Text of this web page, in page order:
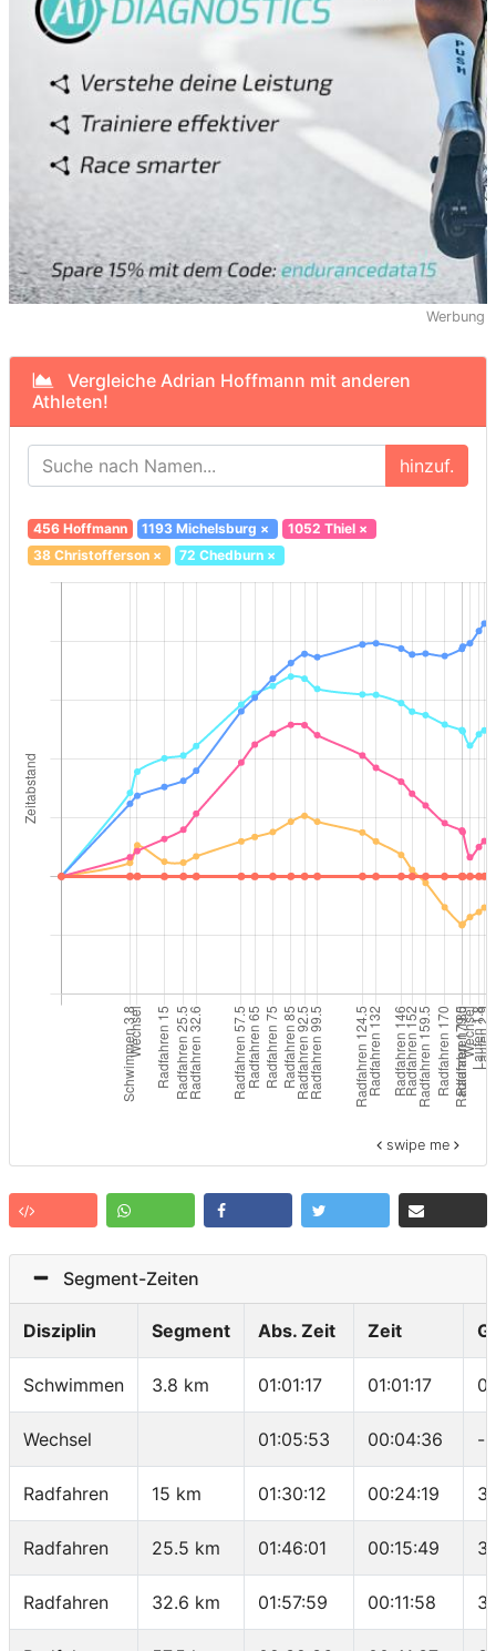
Werbung
Vergleiche Adrian Hoffmann mit anderen
Athleten!
hinzuf.
456 Hoffmann 1193 Michelsburg × 1052 Thiel×
38 Christofferson× 72 Chedburn ×
swipe me
Segment-Zeiten
Disziplin Segment Abs. Zeit Zeit
Schwimmen 3.8 km 01:01:17 01:01:17
Wechsel 01:05:53 00:04:36 -
Radfahren 15 km 01:30:12 00:24:19
Radfahren 25.5 km 01:46:01 00:15:49
Radfahren 32.6 km 01:57:59 00:11:58